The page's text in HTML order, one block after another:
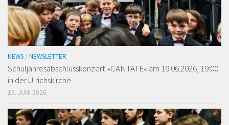
NEWS / NEWSLETTER
Schuljahresabschlusskonzert »CANTATE« am 19.06.2026, 19:00
in der Ulrichskirche
15. JUNI 2026